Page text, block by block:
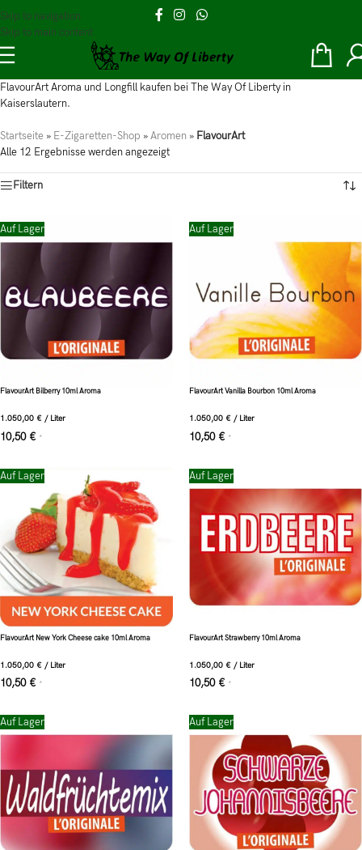
Skip to navigation
Skip to main content
FlavourArt Aroma und Longfill kaufen bei The Way Of Liberty in
Kaiserslautern.
Startseite » E-Zigaretten-Shop »Aromen » FlavourArt
Alle 12 Ergebnisse werden angezeigt
Filtern
Auf Lager
FlavourArt Bilberry 10ml Aroma
1.050,00 € / Liter
10,50 € *
Auf Lager
FlavourArt Vanilla Bourbon 10ml Aroma
1.050,00 € / Liter
10,50 € *
Auf Lager
FlavourArt New York Cheese cake 10ml Aroma
1.050,00 € / Liter
10,50 € *
Auf Lager
FlavourArt Strawberry 10ml Aroma
1.050,00 € / Liter
10,50 € *
Auf Lager Auf Lager